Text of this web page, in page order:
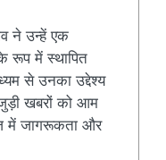
ने उन्हें एक
रूप में स्थापित
से उनका उद्देश्य
खबरों को आम
में जागरूकता और